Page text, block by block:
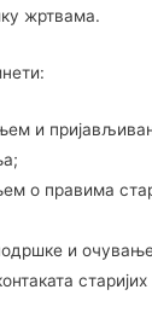
жртвама.
и
о правима
и